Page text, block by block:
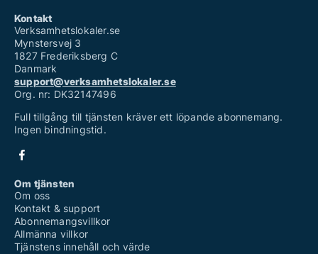
Kontakt
Verksamhetslokaler.se
Mynstersvej 3
1827 Frederiksberg C
Danmark
support@verksamhetslokaler.se
Org. nr: DK32147496
Full tillgång till tjänsten kräver ett löpande abonnemang.
Ingen bindningstid.
Om tjänsten
Om oss
Kontakt & support
Abonnemangsvillkor
Allmänna villkor
Tjänstens innehåll och värde